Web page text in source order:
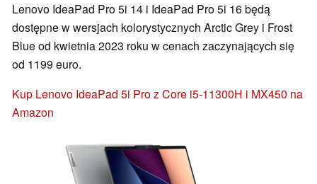
Lenovo IdeaPad Pro 5i 14 i IdeaPad Pro 5i 16 będą
dostępne w wersjach kolorystycznych Arctic Grey i Frost
Blue od kwietnia 2023 roku w cenach zaczynających się
od 1199 euro.
Kup Lenovo IdeaPad 5i Pro z Core i5-11300H i MX450 na
Amazon